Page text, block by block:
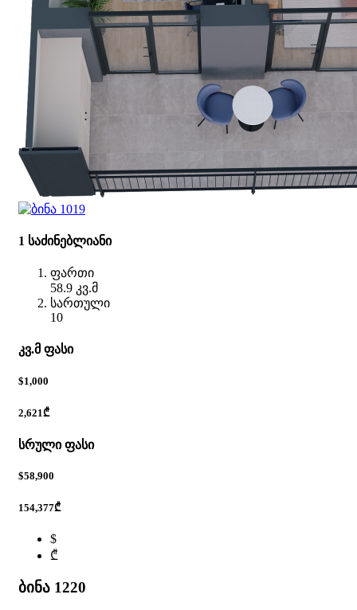
1 საძინებლიანი
ფართი
58.9 კვ.მ
სართული
10
კვ.მ ფასი
$1,000
2,621₾
სრული ფასი
$58,900
154,377₾
$
₾
ბინა 1220